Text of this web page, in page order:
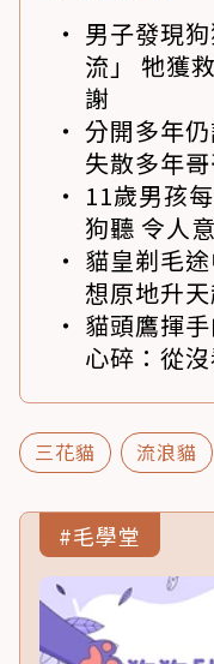
男子發現
流」 牠獲
謝
分開多年
失散多年
11歲男孩
狗聽 令人
貓皇剃毛
想原地升
貓頭鷹揮
心碎：從
三花貓 流浪貓
#毛學堂